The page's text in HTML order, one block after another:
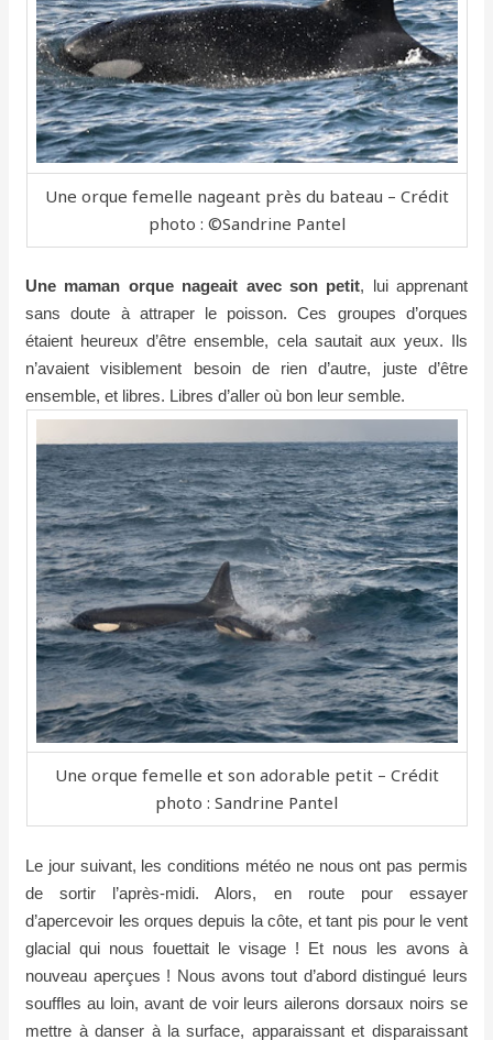
Une orque femelle nageant près du bateau – Crédit
photo : ©Sandrine Pantel
Une maman orque nageait avec son petit, lui apprenant
sans doute à attraper le poisson. Ces groupes d’orques
étaient heureux d’être ensemble, cela sautait aux yeux. Ils
n’avaient visiblement besoin de rien d’autre, juste d’être
ensemble, et libres. Libres d’aller où bon leur semble.
Une orque femelle et son adorable petit – Crédit
photo : Sandrine Pantel
Le jour suivant, les conditions météo ne nous ont pas permis
de sortir l’après-midi. Alors, en route pour essayer
d’apercevoir les orques depuis la côte, et tant pis pour le vent
glacial qui nous fouettait le visage ! Et nous les avons à
nouveau aperçues ! Nous avons tout d’abord distingué leurs
souffles au loin, avant de voir leurs ailerons dorsaux noirs se
mettre à danser à la surface, apparaissant et disparaissant